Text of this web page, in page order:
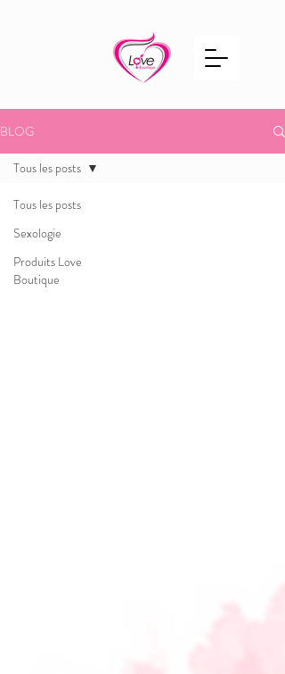
BLOG
Tous les posts
Sexologie
Produits Love
Boutique
Tous les posts